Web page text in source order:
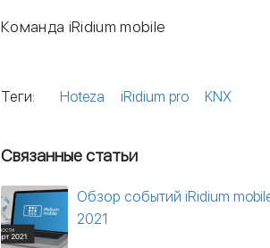
Команда iRidium mobile
Теги: Hoteza iRidium pro KNX
Связанные статьи
Обзор событий iRidium
2021